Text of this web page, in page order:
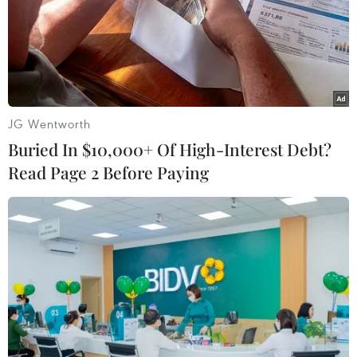
Giao chỉ tiêu bao phủ bảo hiểm y tế toàn quốc
đạt 100% vào năm 2030
JG Wentworth
Buried In $10,000+ Of High-Interest Debt?
Read Page 2 Before Paying